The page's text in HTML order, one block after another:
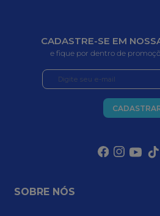
CADASTRE-SE EM
e fique por dentro de
SOBRE NÓS